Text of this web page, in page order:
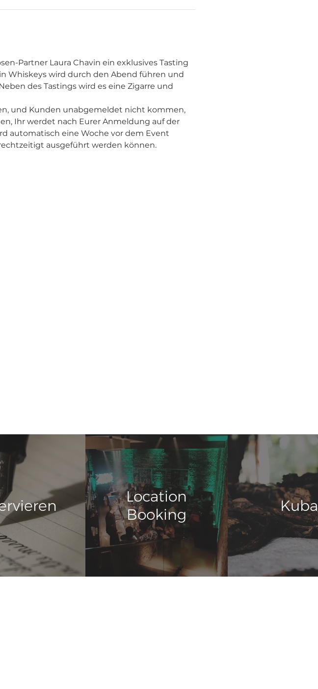
Partner Laura Chavin ein exklusives Tasting
Whiskeys wird durch den Abend führen und
des Tastings wird es eine Zigarre und
und Kunden unabgemeldet nicht kommen,
Ihr werdet nach Eurer Anmeldung auf der
automatisch eine Woche vor dem Event
ausgeführt werden können.
Location
Booking
Kuba